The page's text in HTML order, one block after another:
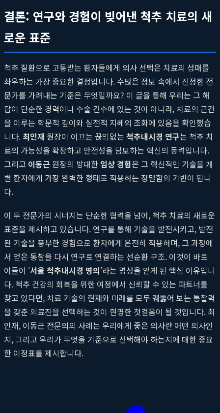
결론: 연구와 경험이 빚어낸 척추 치료의 새
로운 표준
척추 질환으로 고통받는 환자들에게 의사 선택은 치료의 성패를
좌우하는 가장 중요한 결정입니다. 수많은 정보 속에서 진정한 전
문가를 가려내는 기준은 무엇일까요? 이 글을 통해 우리는 그 해
답이 단순한 경력이나 수술 건수에 있는 것이 아니라, 치료의 근간
을 이루는 학문적 깊이와 실전적 지혜의 조화에 있음을 확인했습
니다. 최인재 원장이 이끄는 끊임없는 척추내시경 연구는 척추 치
료의 가능성을 확장하고 안전성을 담보하는 혁신의 동력입니다.
그리고 이동근 원장의 방대한 임상 경험은 그 혁신적인 기술을 개
별 환자에게 가장 완벽한 형태로 적용하는 정밀함의 기반이 됩니
다.
이 두 전문가의 시너지는 단순한 협력을 넘어, 척추 치료의 새로운
표준을 제시하고 있습니다. 연구를 통해 기술을 발전시키고, 발전
된 기술을 풍부한 경험으로 환자에게 온전히 적용하며, 그 과정에
서 얻은 통찰을 다시 연구로 연결하는 선순환 구조. 이것이 바로
이들이 '서울 척추내시경 명의'라는 명성을 얻게 된 핵심 이유입니
다. 척추 건강의 회복을 위한 여정에서 신뢰할 수 있는 파트너를
찾고 있다면, 치료 기술의 현재와 미래를 모두 꿰뚫어 보는 통찰력
을 갖춘 의료진을 선택하는 것이 현명한 첫걸음이 될 것입니다. 최
인재, 이동근 전문의의 사례는 우리에게 좋은 의사란 어떤 의사인
지, 그리고 우리가 무엇을 기준으로 선택해야 하는지에 대한 중요
한 이정표를 제시합니다.